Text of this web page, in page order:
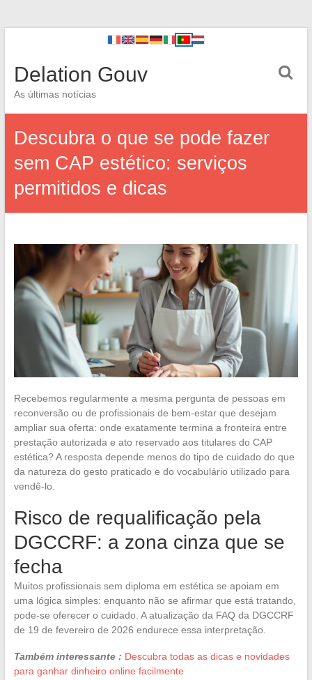
Delation Gouv
As últimas notícias
Descubra o que se pode fazer
sem CAP estético: serviços
permitidos e dicas
Recebemos regularmente a mesma pergunta de pessoas em
reconversão ou de profissionais de bem-estar que desejam
ampliar sua oferta: onde exatamente termina a fronteira entre
prestação autorizada e ato reservado aos titulares do CAP
estética? A resposta depende menos do tipo de cuidado do que
da natureza do gesto praticado e do vocabulário utilizado para
vendê-lo.
Risco de requalificação pela
DGCCRF: a zona cinza que se
fecha
Muitos profissionais sem diploma em estética se apoiam em
uma lógica simples: enquanto não se afirmar que está tratando,
pode-se oferecer o cuidado. A atualização da FAQ da DGCCRF
de 19 de fevereiro de 2026 endurece essa interpretação.
Também interessante : Descubra todas as dicas e novidades
para ganhar dinheiro online facilmente